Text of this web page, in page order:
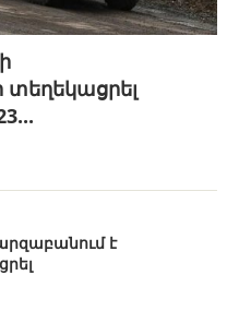
տեղեկացրել
է